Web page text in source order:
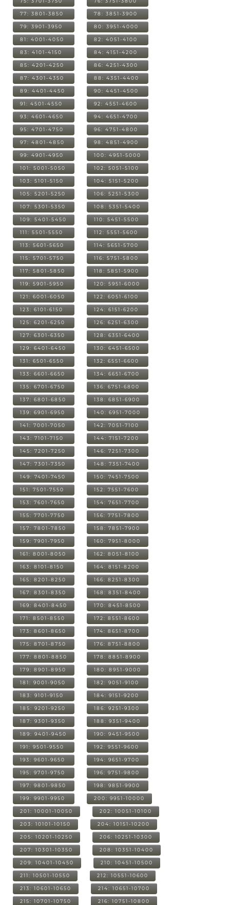
77: 3801-3850 78: 3851-3900
79: 3901-3950 80: 3951-4000
81: 4001-4050 82: 4051-4100
83: 4101-4150 84: 4151-4200
85: 4201-4250 86: 4251-4300
87: 4301-4350 88: 4351-4400
89: 4401-4450 90: 4451-4500
91: 4501-4550 92: 4551-4600
93: 4601-4650 94: 4651-4700
95: 4701-4750 96: 4751-4800
97: 4801-4850 98: 4851-4900
99: 4901-4950 100: 4951-5000
101: 5001-5050 102: 5051-5100
103: 5101-5150 104: 5151-5200
105: 5201-5250 106: 5251-5300
107: 5301-5350 108: 5351-5400
109: 5401-5450 110: 5451-5500
111: 5501-5550 112: 5551-5600
113: 5601-5650 114: 5651-5700
115: 5701-5750 116: 5751-5800
117: 5801-5850 118: 5851-5900
119: 5901-5950 120: 5951-6000
121: 6001-6050 122: 6051-6100
123: 6101-6150 124: 6151-6200
125: 6201-6250 126: 6251-6300
127: 6301-6350 128: 6351-6400
129: 6401-6450 130: 6451-6500
131: 6501-6550 132: 6551-6600
133: 6601-6650 134: 6651-6700
135: 6701-6750 136: 6751-6800
137: 6801-6850 138: 6851-6900
139: 6901-6950 140: 6951-7000
141: 7001-7050 142: 7051-7100
143: 7101-7150 144: 7151-7200
145: 7201-7250 146: 7251-7300
147: 7301-7350 148: 7351-7400
149: 7401-7450 150: 7451-7500
151: 7501-7550 152: 7551-7600
153: 7601-7650 154: 7651-7700
155: 7701-7750 156: 7751-7800
157: 7801-7850 158: 7851-7900
159: 7901-7950 160: 7951-8000
161: 8001-8050 162: 8051-8100
163: 8101-8150 164: 8151-8200
165: 8201-8250 166: 8251-8300
167: 8301-8350 168: 8351-8400
169: 8401-8450 170: 8451-8500
171: 8501-8550 172: 8551-8600
173: 8601-8650 174: 8651-8700
175: 8701-8750 176: 8751-8800
177: 8801-8850 178: 8851-8900
179: 8901-8950 180: 8951-9000
181: 9001-9050 182: 9051-9100
183: 9101-9150 184: 9151-9200
185: 9201-9250 186: 9251-9300
187: 9301-9350 188: 9351-9400
189: 9401-9450 190: 9451-9500
191: 9501-9550 192: 9551-9600
193: 9601-9650 194: 9651-9700
195: 9701-9750 196: 9751-9800
197: 9801-9850 198: 9851-9900
199: 9901-9950 200: 9951-10000
201: 10001-10050 202: 10051-10100
203: 10101-10150 204: 10151-10200
205: 10201-10250 206: 10251-10300
207: 10301-10350 208: 10351-10400
209: 10401-10450 210: 10451-10500
211: 10501-10550 212: 10551-10600
213: 10601-10650 214: 10651-10700
215: 10701-10750 216: 10751-10800